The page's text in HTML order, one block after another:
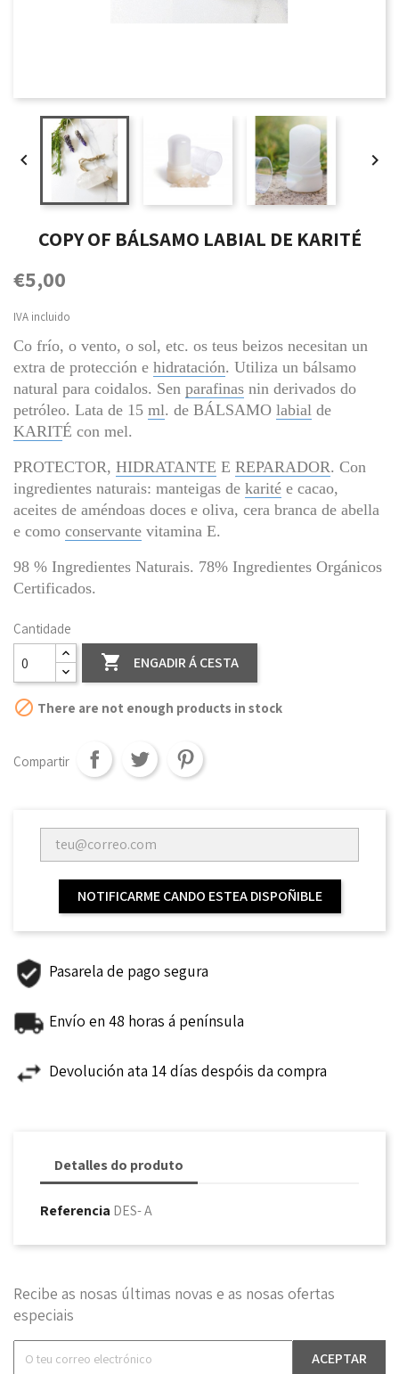
 
COPY OF BÁLSAMO LABIAL DE KARITÉ
€5,00
IVA incluido
Co frío, o vento, o sol, etc. os teus beizos necesitan un
extra de protección e hidratación. Utiliza un bálsamo
natural para coidalos. Sen parafinas nin derivados do
petróleo. Lata de 15 ml. de BÁLSAMO labial
KARITÉ con mel.
PROTECTOR, HIDRATANTE E REPARADOR. Con
ingredientes naturais: manteigas de karité e cacao,
aceites de améndoas doces e oliva, cera branca de abella
e como conservante vitamina E.
98 % Ingredientes Naturais. 78% Ingredientes Orgánicos
Certificados.
Cantidade
 ENGADIR Á CESTA
 There are not enough products in stock
Compartir
NOTIFICARME CANDO ESTEA DISPOÑIBLE
Pasarela de pago segura
Envío en 48 horas á península
Devolución ata 14 días despóis da compra
Detalles do produto
Referencia DES- A
Recibe as nosas últimas novas e as nosas ofertas
especiais